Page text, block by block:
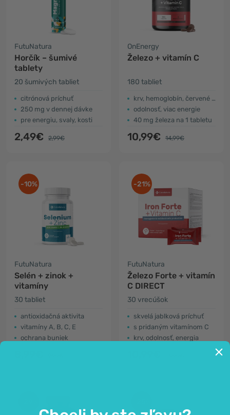
FutuNatura
Horčík – šumivé
tablety
20 šumivých tabliet
citrónová príchuť
250 mg v dennej dávke
pre energiu, svaly, kosti
2,49€ 2,99€
OnEnergy
Železo + vitamín C
180 tabliet
krv, hemoglobín, červené krvinky
odolnosť, viac energie
40 mg železa na 1 tabletu
10,99€ 14,99€
-10%
FutuNatura
Selén + zinok +
vitamíny
30 tabliet
antioxidačná aktivita
vitamíny A, B, C, E
ochrana buniek
-21%
FutuNatura
Železo Forte + vitamín
C DIRECT
30 vrecúšok
skvelá jablková príchuť
s pridaným vitamínom C
krv, odolnosť, energia